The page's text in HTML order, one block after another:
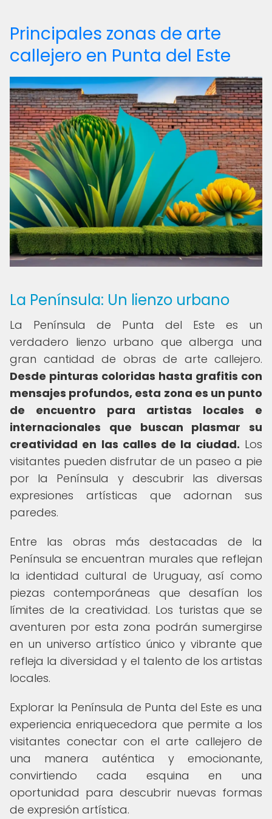
Principales zonas de arte
callejero en Punta del Este
La Península: Un lienzo urbano
La Península de Punta del Este es un
verdadero lienzo urbano que alberga una
gran cantidad de obras de arte callejero.
Desde pinturas coloridas hasta grafitis con
mensajes profundos, esta zona es un punto
de encuentro para artistas locales e
internacionales que buscan plasmar su
creatividad en las calles de la ciudad. Los
visitantes pueden disfrutar de un paseo a pie
por la Península y descubrir las diversas
expresiones artísticas que adornan sus
paredes.
Entre las obras más destacadas de la
Península se encuentran murales que reflejan
la identidad cultural de Uruguay, así como
piezas contemporáneas que desafían los
límites de la creatividad. Los turistas que se
aventuren por esta zona podrán sumergirse
en un universo artístico único y vibrante que
refleja la diversidad y el talento de los artistas
locales.
Explorar la Península de Punta del Este es una
experiencia enriquecedora que permite a los
visitantes conectar con el arte callejero de
una manera auténtica y emocionante,
convirtiendo cada esquina en una
oportunidad para descubrir nuevas formas
de expresión artística.